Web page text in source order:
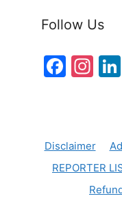
Follow Us
F
b
o
In
a
m
Disclaimer
REPORTER